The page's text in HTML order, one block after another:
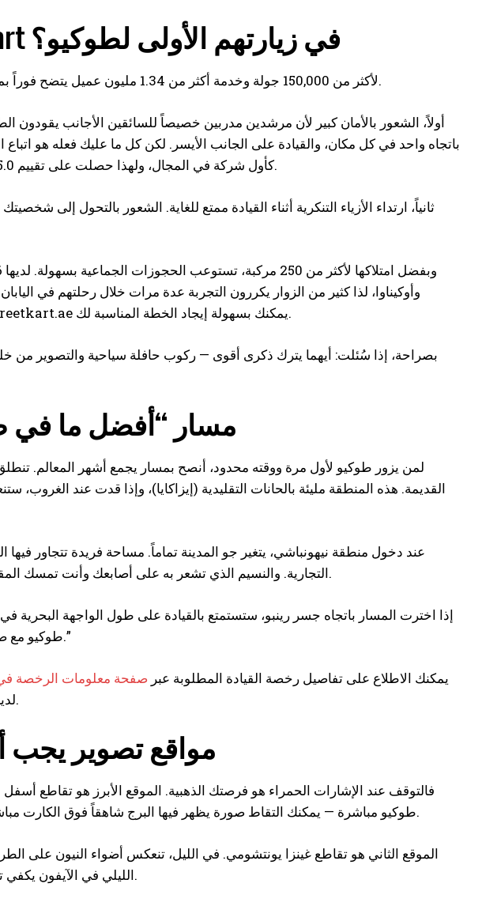
لماذا يختار الزوار Street Kart في زيارتهم الأولى لطوكيو؟
السبب وراء تقديم Street Kart لأكثر من 150,000 جولة وخدمة أكثر من 1.34 مليون عميل يتضح فوراً بمجرد أن تجربها بنفسك.
أولاً، الشعور بالأمان كبير لأن مرشدين مدربين خصيصاً للسائقين الأجانب
باتجاه واحد في كل مكان، والقيادة على الجانب الأيسر. لكن كل ما عليك فعله هو
ابتكرته Street Kart كأول شركة في المجال، ولهذا حصلت على تقييم 4.9/5.0★ مع أكثر من 20,000 تقييم.
ثانياً، ارتداء الأزياء التنكرية أثناء القيادة ممتع للغاية. الشعور بالتحول إلى
بالإنجليزية، فلا مشكلة إن كنت لا تتحدث اليابانية. عبر streetkart.ae يمكنك بسهولة إيجاد الخطة المناسبة لك.
بصراحة، إذا سُئلت: أيهما يترك ذكرى أقوى — ركوب حافلة سياحية والتصوير من
مسار “أفضل ما في
لمن يزور طوكيو لأول مرة ووقته محدود، أنصح بمسار يجمع أشهر المعالم. تنطلق
القديمة. هذه المنطقة مليئة بالحانات التقليدية (إيزاكايا)، وإذا قدت عند
عند دخول منطقة نيهونباشي، يتغير جو المدينة تماماً. مساحة فريدة تتجاور
التجارية. والنسيم الذي تشعر به على أصابعك وأنت تمسك المقود يصبح منعشاً ولطيفاً عندما تمر بين ناطحات السحاب.
إذا اخترت المسار باتجاه جسر رينبو، ستستمتع بالقيادة على طول الواجهة البحرية
طوكيو مع صوت المحرك، تشعر بعمق: “أنا الآن أقود فعلاً في طوكيو.”
يمكنك الاطلاع على تفاصيل رخصة القيادة المطلوبة عبر صفحة معلومات الرخصة
لديك رخصة قيادة دولية، ستكون الإجراءات سلسة وسريعة.
3 مواقع تصوير
طوكيو مباشرة — يمكنك التقاط صورة يظهر فيها البرج شاهقاً فوق الكارت مباشرة، وهي صورة تنتشر بسرعة على إنستغرام وتيك توك.
الموقع الثاني هو تقاطع غينزا يونتشومي. في الليل، تنعكس أضواء النيون على
الليلي في الآيفون يكفي تماماً لالتقاط صور رائعة، فلا حاجة لحمل كاميرا احترافية.